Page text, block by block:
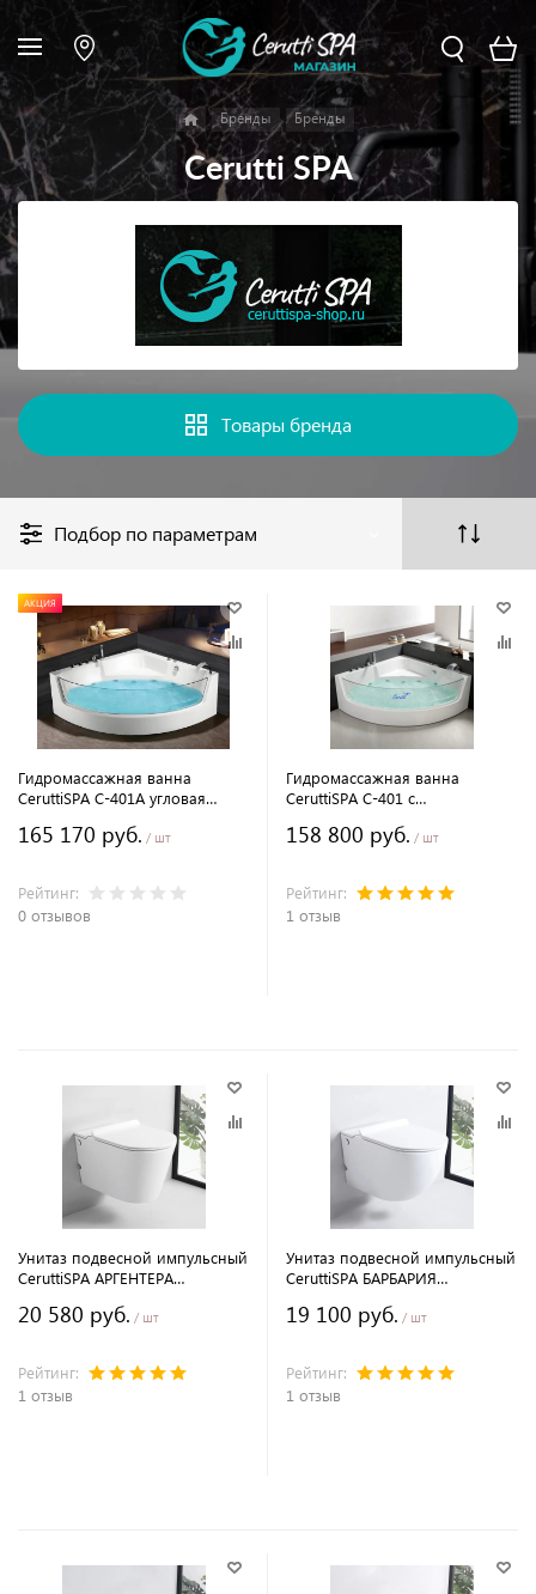
Бренды Бренды
Cerutti SPA
Товары бренда
Подбор по параметрам
АКЦИЯ
Гидромассажная ванна
CeruttiSPA C-401A угловая
цветной подсветкой
165 170 руб. / шт
Рейтинг:
0 отзывов
Гидромассажная ванна
CeruttiSPA C-401 с
подсветкой, угловая 150х150
158 800 руб. / шт
Рейтинг:
1 отзыв
Унитаз подвесной импульсный
CeruttiSPA АРГЕНТЕРА
безободковый, 60х35х41 см
20 580 руб. / шт
Рейтинг:
1 отзыв
Унитаз подвесной импульсный
CeruttiSPA БАРБАРИЯ
безободковый, 58,5х36х33 см
19 100 руб. / шт
Рейтинг:
1 отзыв